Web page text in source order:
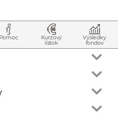
Pomoc Kurzový
lístok
Výsledky
fondov